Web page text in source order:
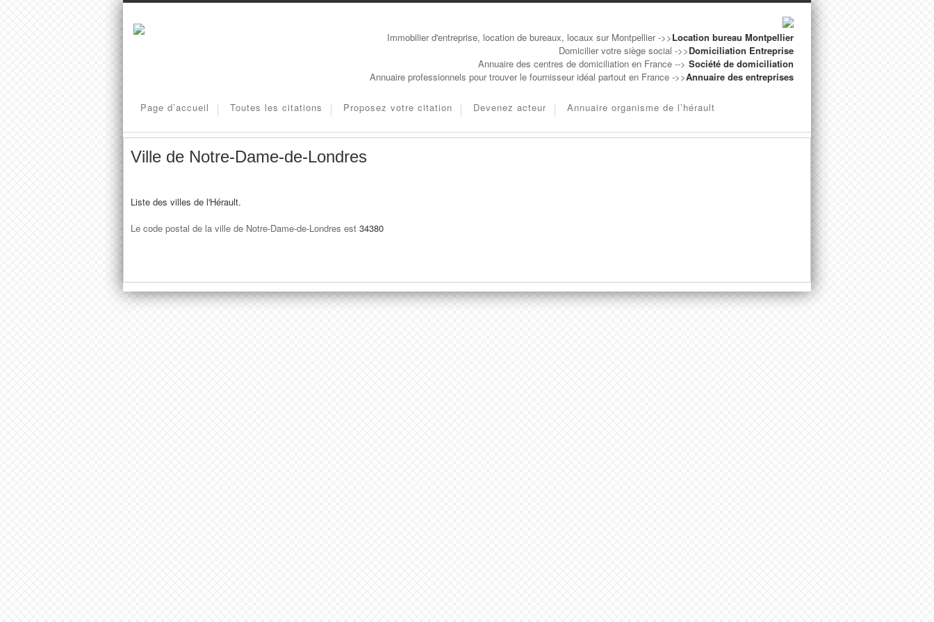
Immobilier d'entreprise, location de bureaux, locaux sur Montpellier ->>Location bureau Montpellier
Domicilier votre siège social ->>Domiciliation Entreprise
Annuaire des centres de domiciliation en France --> Société de domiciliation
Annuaire professionnels pour trouver le fournisseur idéal partout en France ->>Annuaire des entreprises
Page d’accueil Toutes les citations Proposez votre citation Devenez acteur Annuaire organisme de l’hérault
Ville de Notre-Dame-de-Londres
Liste des villes de l'Hérault.
Le code postal de la ville de Notre-Dame-de-Londres est 34380